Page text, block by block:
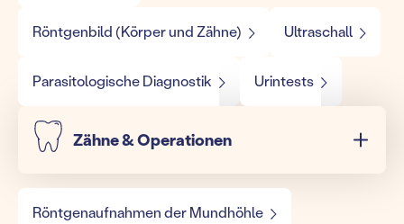
Röntgenbild (Körper und Zähne) Ultraschall
Parasitologische Diagnostik Urintests
Zähne & Operationen
Röntgenaufnahmen der Mundhöhle